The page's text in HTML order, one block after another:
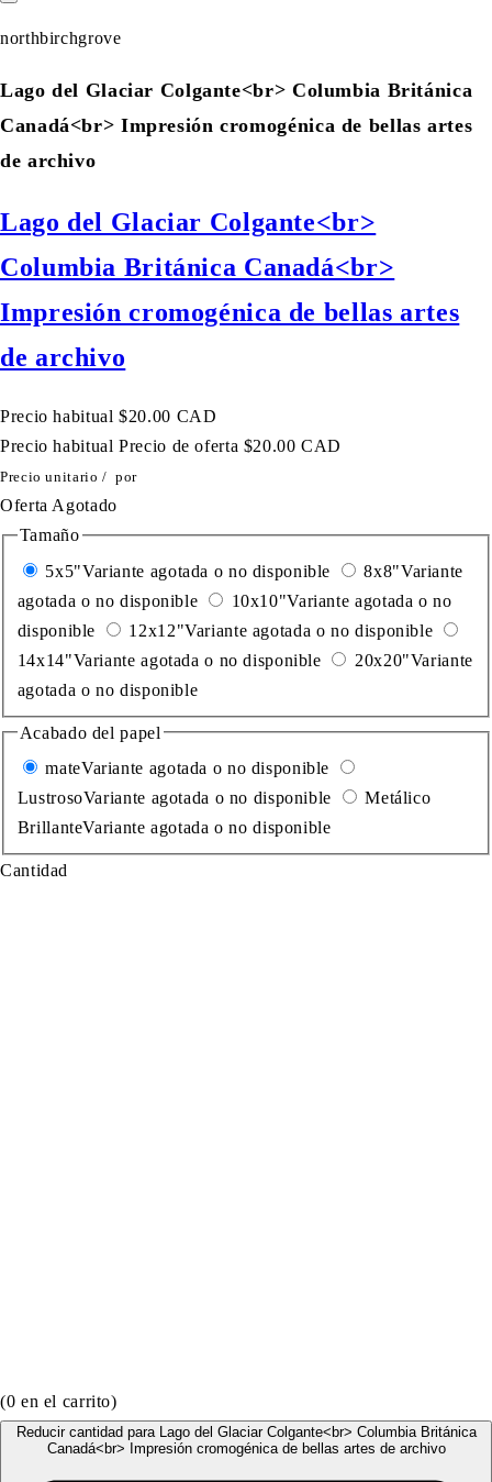
northbirchgrove
Lago del Glaciar Colgante<br> Columbia Británica
Canadá<br> Impresión cromogénica de bellas artes
de archivo
Lago del Glaciar Colgante<br>
Columbia Británica Canadá<br>
Impresión cromogénica de bellas artes
de archivo
Precio habitual $20.00 CAD
Precio habitual Precio de oferta $20.00 CAD
Precio unitario / por
Oferta Agotado
Tamaño
5x5"Variante agotada o no disponible 8x8"Variante
agotada o no disponible
10x10"Variante agotada o no
disponible
12x12"Variante agotada o no disponible
14x14"Variante agotada o no disponible 20x20"Variante
agotada o no disponible
Acabado del papel
mateVariante agotada o no disponible
LustrosoVariante agotada o no disponible
Metálico
BrillanteVariante agotada o no disponible
Cantidad
(0 en el carrito)
Reducir cantidad para Lago del Glaciar Colgante<br> Columbia Británica
Canadá<br> Impresión cromogénica de bellas artes de archivo